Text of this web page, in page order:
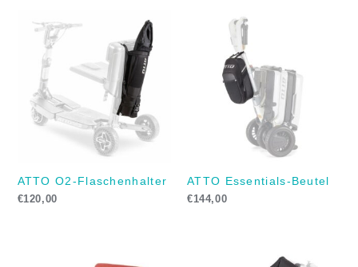
ATTO O2-Flaschenhalter
€120,00
ATTO Essentials-Beutel
€144,00